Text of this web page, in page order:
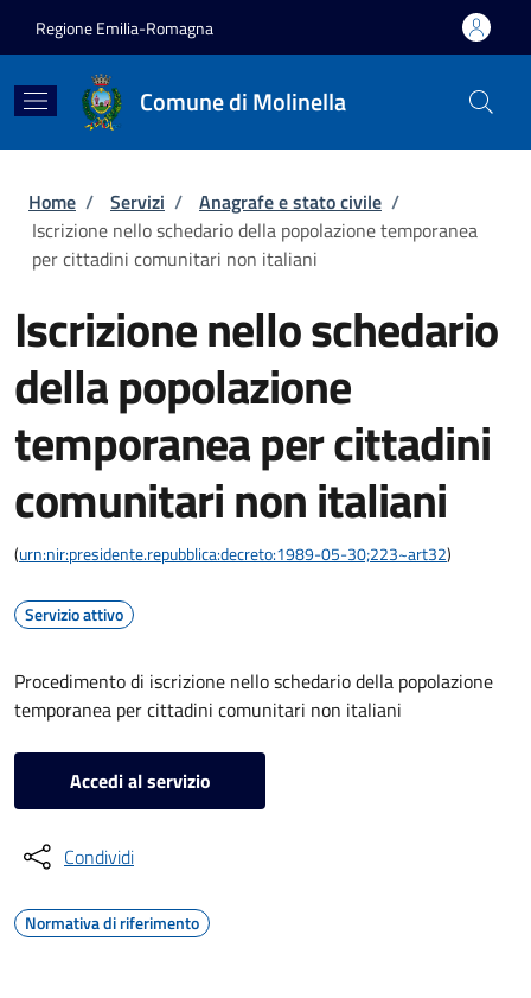
Regione Emilia-Romagna
Comune di Molinella
Briciole di pane
Home / Servizi / Anagrafe e stato civile /
Iscrizione nello schedario della popolazione temporanea
per cittadini comunitari non italiani
Iscrizione nello schedario
della popolazione
temporanea per cittadini
comunitari non italiani
(urn:nir:presidente.repubblica:decreto:1989-05-30;223~art32)
Servizio attivo
Procedimento di iscrizione nello schedario della popolazione
temporanea per cittadini comunitari non italiani
Accedi al servizio
Condividi
Normativa di riferimento